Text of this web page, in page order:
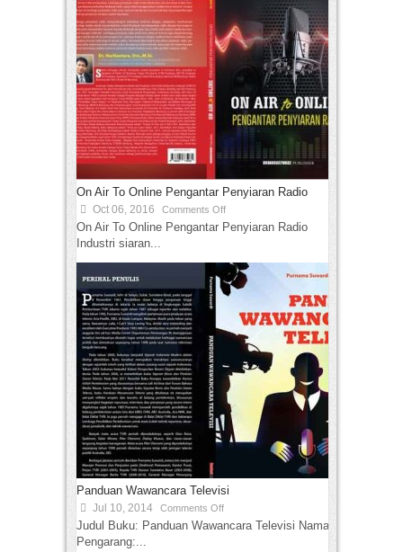
On Air To Online Pengantar Penyiaran Radio
Oct 06, 2016 Comments Off
On Air To Online Pengantar Penyiaran Radio
Industri siaran...
Panduan Wawancara Televisi
Jul 10, 2014 Comments Off
Judul Buku: Panduan Wawancara Televisi Nama
Pengarang:...